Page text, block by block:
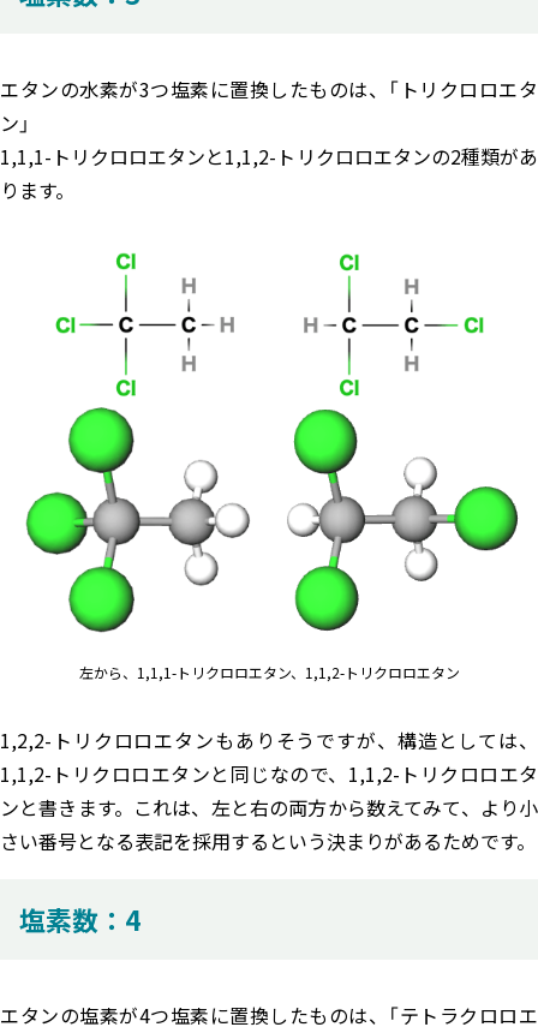
エタンの水素が3つ塩素に置換したものは、「トリクロロエタ
ン」
1,1,1-トリクロロエタンと1,1,2-トリクロロエタンの2種類があ
ります。
左から、1,1,1-トリクロロエタン、1,1,2-トリクロロエタン
1,2,2-トリクロロエタンもありそうですが、構造としては、
1,1,2-トリクロロエタンと同じなので、1,1,2-トリクロロエタ
ンと書きます。これは、左と右の両方から数えてみて、より小
さい番号となる表記を採用するという決まりがあるためです。
塩素数：4
エタンの塩素が4つ塩素に置換したものは、「テトラクロロエ